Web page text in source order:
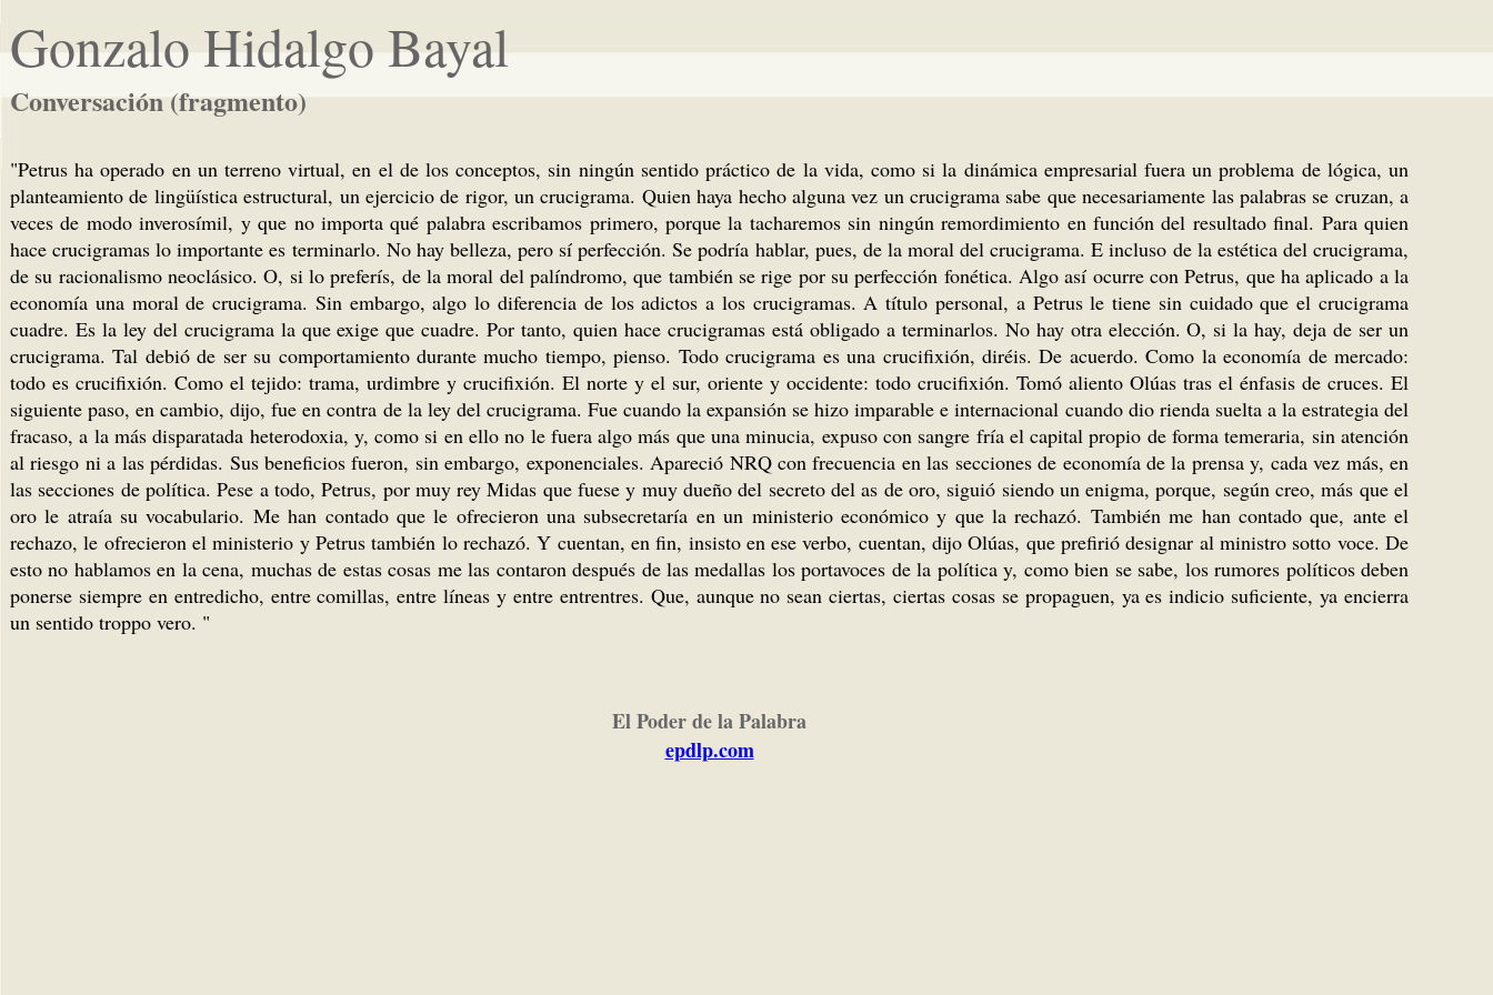
Gonzalo Hidalgo Bayal
Conversación (fragmento)
"Petrus ha operado en un terreno virtual, en el de los conceptos, sin ningún sentido práctico de la vida, como si la dinámica empresarial fuera un problema de lógica, un
planteamiento de lingüística estructural, un ejercicio de rigor, un crucigrama. Quien haya hecho alguna vez un crucigrama sabe que necesariamente las palabras se cruzan, a
veces de modo inverosímil, y que no importa qué palabra escribamos primero, porque la tacharemos sin ningún remordimiento en función del resultado final. Para quien
hace crucigramas lo importante es terminarlo. No hay belleza, pero sí perfección. Se podría hablar, pues, de la moral del crucigrama. E incluso de la estética del crucigrama,
de su racionalismo neoclásico. O, si lo preferís, de la moral del palíndromo, que también se rige por su perfección fonética. Algo así ocurre con Petrus, que ha aplicado a la
economía una moral de crucigrama. Sin embargo, algo lo diferencia de los adictos a los crucigramas. A título personal, a Petrus le tiene sin cuidado que el crucigrama
cuadre. Es la ley del crucigrama la que exige que cuadre. Por tanto, quien hace crucigramas está obligado a terminarlos. No hay otra elección. O, si la hay, deja de ser un
crucigrama. Tal debió de ser su comportamiento durante mucho tiempo, pienso. Todo crucigrama es una crucifixión, diréis. De acuerdo. Como la economía de mercado:
todo es crucifixión. Como el tejido: trama, urdimbre y crucifixión. El norte y el sur, oriente y occidente: todo crucifixión. Tomó aliento Olúas tras el énfasis de cruces. El
siguiente paso, en cambio, dijo, fue en contra de la ley del crucigrama. Fue cuando la expansión se hizo imparable e internacional cuando dio rienda suelta a la estrategia del
fracaso, a la más disparatada heterodoxia, y, como si en ello no le fuera algo más que una minucia, expuso con sangre fría el capital propio de forma temeraria, sin atención
al riesgo ni a las pérdidas. Sus beneficios fueron, sin embargo, exponenciales. Apareció NRQ con frecuencia en las secciones de economía de la prensa y, cada vez más, en
las secciones de política. Pese a todo, Petrus, por muy rey Midas que fuese y muy dueño del secreto del as de oro, siguió siendo un enigma, porque, según creo, más que el
oro le atraía su vocabulario. Me han contado que le ofrecieron una subsecretaría en un ministerio económico y que la rechazó. También me han contado que, ante el
rechazo, le ofrecieron el ministerio y Petrus también lo rechazó. Y cuentan, en fin, insisto en ese verbo, cuentan, dijo Olúas, que prefirió designar al ministro sotto voce. De
esto no hablamos en la cena, muchas de estas cosas me las contaron después de las medallas los portavoces de la política y, como bien se sabe, los rumores políticos deben
ponerse siempre en entredicho, entre comillas, entre líneas y entre entrentres. Que, aunque no sean ciertas, ciertas cosas se propaguen, ya es indicio suficiente, ya encierra
un sentido troppo vero. "
El Poder de la Palabra
epdlp.com